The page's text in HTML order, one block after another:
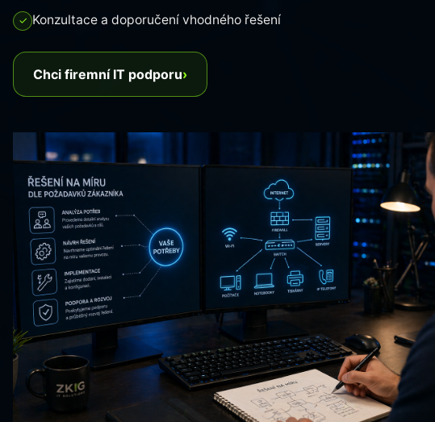
✓ Konzultace a doporučení vhodného řešení
Chci firemní IT podporu›